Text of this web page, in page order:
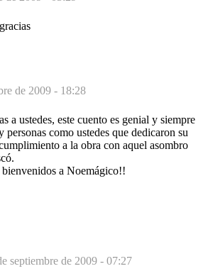
de 2009 - 18:28
a ustedes, este cuento es genial y siempre
personas como ustedes que dedicaron su
a la obra con aquel asombro
a Noemágico!!
septiembre de 2009 - 07:27